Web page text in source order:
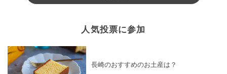
人気投票に参加
長崎のおすすめのお土産は？